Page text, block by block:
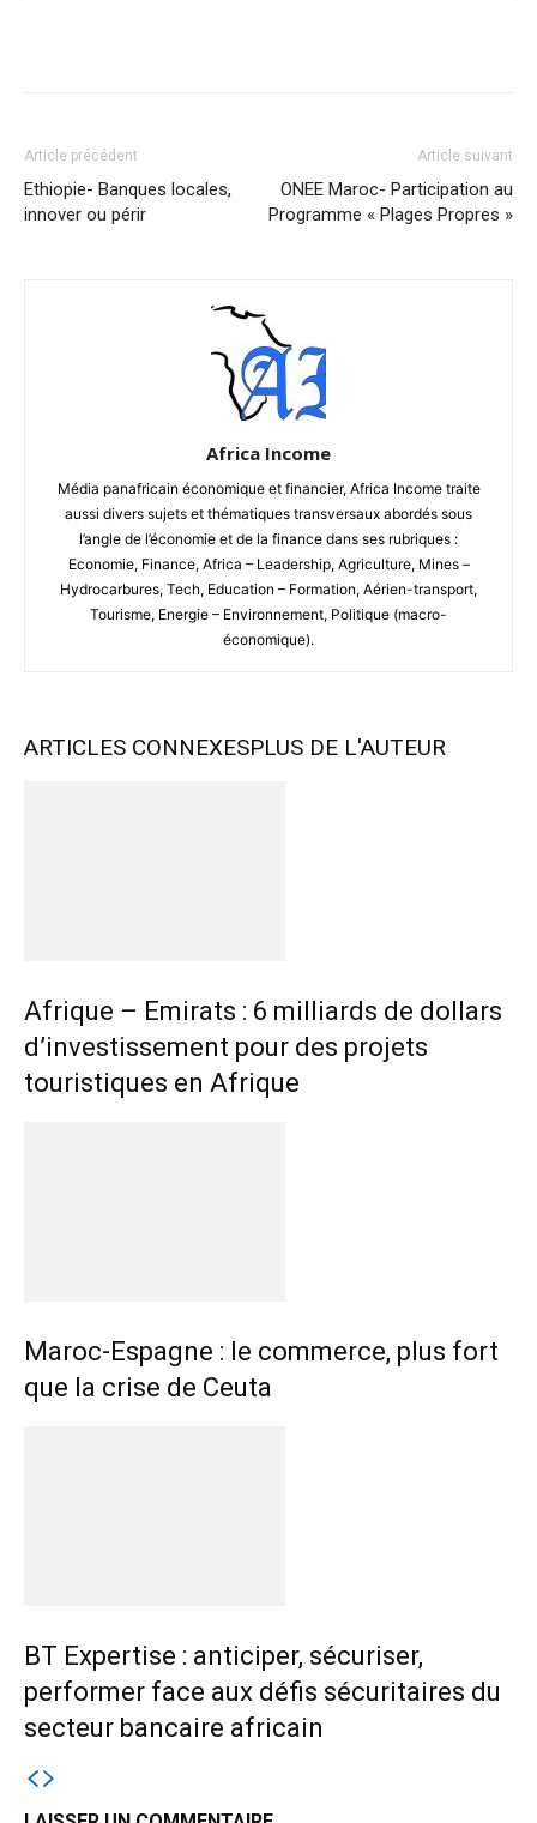
Article précédent
Ethiopie- Banques locales,
innover ou périr
Article suivant
ONEE Maroc- Participation au
Programme « Plages Propres »
Africa Income
Média panafricain économique et financier, Africa Income traite
aussi divers sujets et thématiques transversaux abordés sous
l’angle de l’économie et de la finance dans ses rubriques :
Economie, Finance, Africa – Leadership, Agriculture, Mines –
Hydrocarbures, Tech, Education – Formation, Aérien-transport,
Tourisme, Energie – Environnement, Politique (macro-
économique).
ARTICLES CONNEXESPLUS DE L'AUTEUR
Afrique – Emirats : 6 milliards de dollars
d’investissement pour des projets
touristiques en Afrique
Maroc-Espagne : le commerce, plus fort
que la crise de Ceuta
BT Expertise : anticiper, sécuriser,
performer face aux défis sécuritaires du
secteur bancaire africain